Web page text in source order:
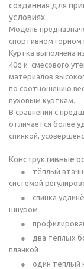
созданная для
условиях.
Модель
спортивном
Куртка выполнена
40d и смесового
материалов
по соотношению
пуховым курткам.
В сравнении с
отличается более
спинкой,
Конструктивные
тёплый
системой
спинка
шнуром
два тёплых
планкой
один тёплый